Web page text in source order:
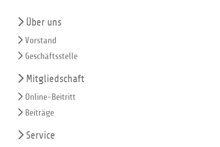
Über uns
Vorstand
Geschäftsstelle
Mitgliedschaft
Online-Beitritt
Beiträge
Service